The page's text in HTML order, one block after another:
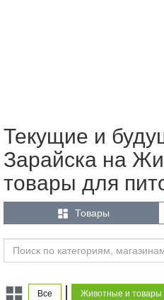
Текущие и
Зарайска на
товары для
 Товары
Все Животные и товары